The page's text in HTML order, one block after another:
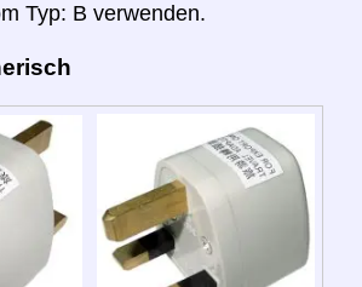
Typ: B verwenden.